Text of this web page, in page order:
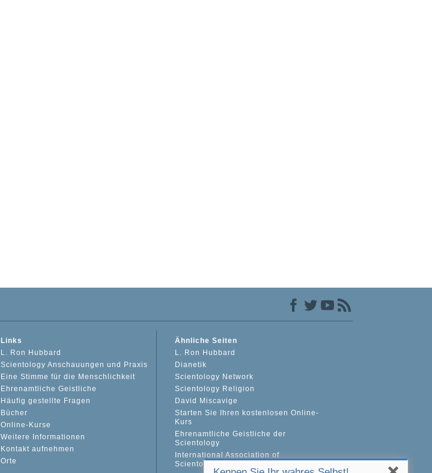
Links
L. Ron Hubbard
Scientology Anschauungen und Praxis
Eine Stimme für die Menschlichkeit
Ehrenamtliche Geistliche
Häufig gestellte Fragen
Bücher
Online-Kurse
Weitere Informationen
Kontakt aufnehmen
Orte
Ähnliche Seiten
L. Ron Hubbard
Dianetik
Scientology Network
Scientology Religion
David Miscavige
Starten Sie Ihren kostenlosen Online-
Kurs
Ehrenamtliche Geistliche der
Scientology
International Association of
Scientologists